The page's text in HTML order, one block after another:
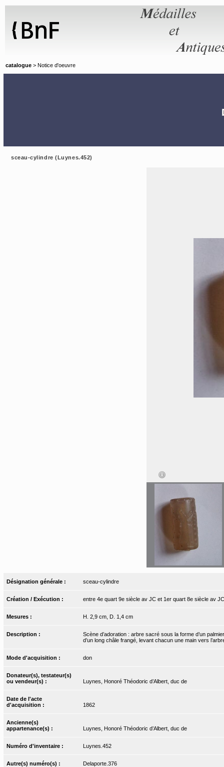
catalogue > Notice d'oeuvre
sceau-cylindre (Luynes.452)
Désignation générale : sceau-cylindre
Création / Exécution : entre 4e quart 9e siècle av JC et 1er quart 8e siècle av JC
Mesures : H. 2,9 cm, D. 1,4 cm
Description :
Scène d’adoration : arbre sacré sous la forme d’un
d’un long châle frangé, levant chacun une main vers
Mode d'acquisition : don
Donateur(s), testateur(s)
ou vendeur(s) :
Luynes, Honoré Théodoric d’Albert, duc de
Date de l'acte
d'acquisition :
1862
Ancienne(s)
appartenance(s) :
Luynes, Honoré Théodoric d’Albert, duc de
Numéro d'inventaire : Luynes.452
Autre(s) numéro(s) : Delaporte.376